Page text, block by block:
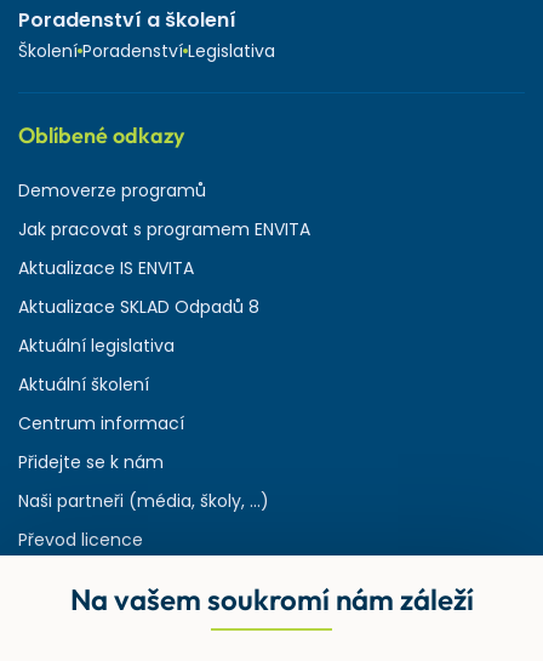
Poradenství a školení
Školení Poradenství Legislativa
Oblíbené odkazy
Demoverze programů
Jak pracovat s programem ENVITA
Aktualizace IS ENVITA
Aktualizace SKLAD Odpadů 8
Aktuální legislativa
Aktuální školení
Centrum informací
Přidejte se k nám
Naši partneři (média, školy, ...)
Převod licence
Rejstřík používaných zkratek v odpadech
Na vašem soukromí nám záleží